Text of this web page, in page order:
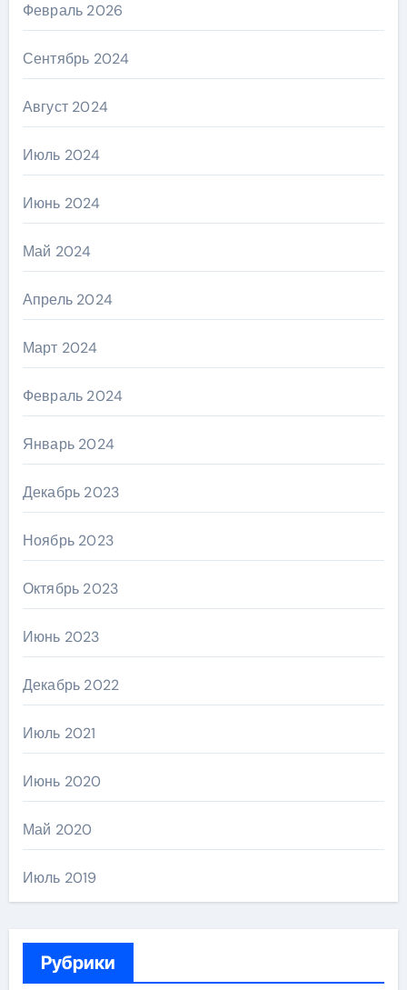
Февраль 2026
Сентябрь 2024
Август 2024
Июль 2024
Июнь 2024
Май 2024
Апрель 2024
Март 2024
Февраль 2024
Январь 2024
Декабрь 2023
Ноябрь 2023
Октябрь 2023
Июнь 2023
Декабрь 2022
Июль 2021
Июнь 2020
Май 2020
Июль 2019
Рубрики